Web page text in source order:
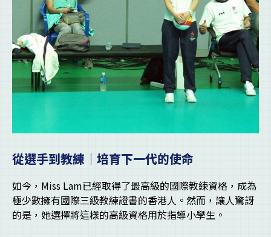
從選手到教練｜培育下一代的使命
如今，Miss Lam已經取得了最高級的國際教練資格，成為
極少數擁有國際三級教練證書的香港人。然而，讓人驚訝
的是，她選擇將這樣的高級資格用於指導小學生。